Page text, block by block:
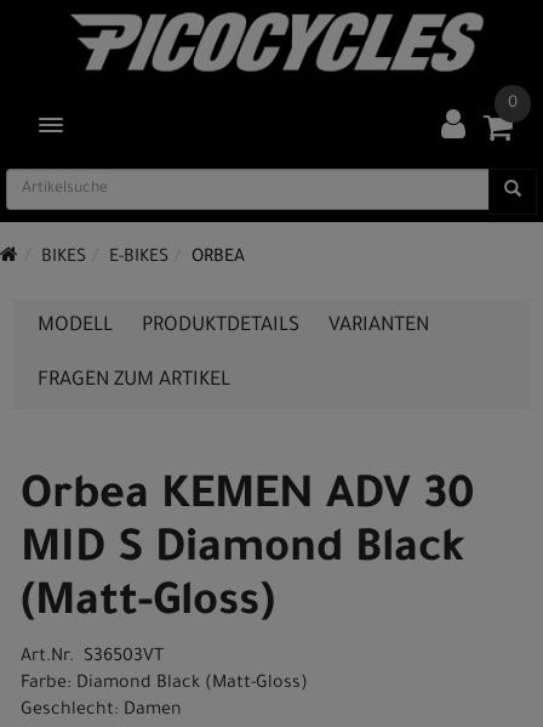
TOGGLE NAVIGATION
0
BIKES E-BIKES ORBEA
MODELL PRODUKTDETAILS VARIANTEN
FRAGEN ZUM ARTIKEL
Orbea KEMEN ADV 30
MID S Diamond Black
(Matt-Gloss)
Art.Nr. S36503VT
Farbe: Diamond Black (Matt-Gloss)
Geschlecht: Damen